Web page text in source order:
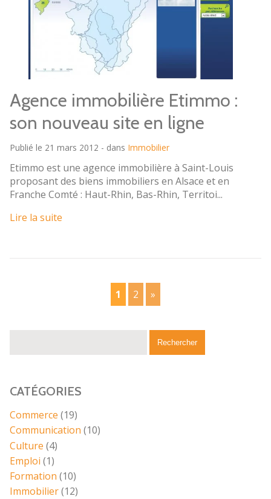
Agence immobilière Etimmo :
son nouveau site en ligne
Publié le 21 mars 2012 - dans Immobilier
Etimmo est une agence immobilière à Saint-Louis
proposant des biens immobiliers en Alsace et en
Franche Comté : Haut-Rhin, Bas-Rhin, Territoi...
Lire la suite
1 2 »
CATÉGORIES
Commerce (19)
Communication (10)
Culture (4)
Emploi (1)
Formation (10)
Immobilier(12)